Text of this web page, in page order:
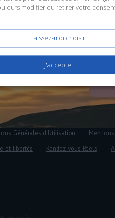
Générales d'Utilisation
et libertés
Rendez-vous Réels
modifier ou retirer votre
Laissez-moi choisir
J'accepte